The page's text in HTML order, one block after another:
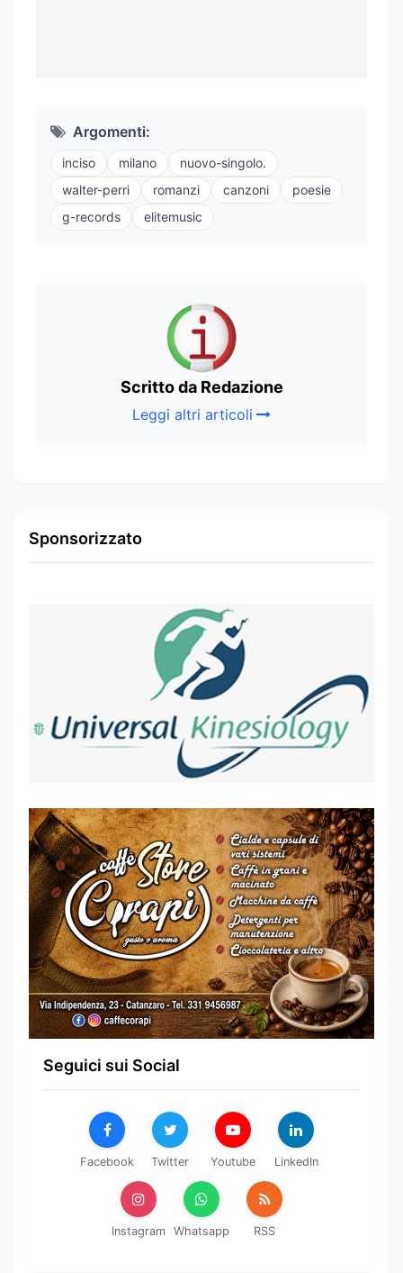
Argomenti:
inciso milano
nuovo-singolo.
walter-perri
romanzi canzoni
poesie
g-records
elitemusic
Scritto da Redazione
Leggi altri articoli
Sponsorizzato
Seguici sui Social
Facebook Twitter Youtube LinkedIn
Instagram Whatsapp RSS